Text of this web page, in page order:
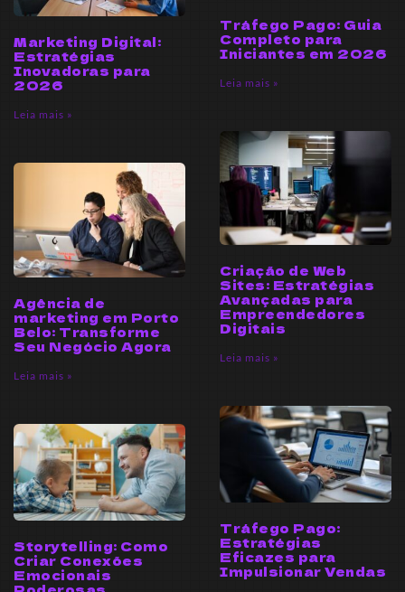
Marketing Digital:
Estratégias
Inovadoras para
2026
Leia mais »
Tráfego Pago: Guia
Completo para
Iniciantes em 2026
Leia mais »
Agência de
marketing em Porto
Belo: Transforme
Seu Negócio Agora
Leia mais »
Criação de Web
Sites: Estratégias
Avançadas para
Empreendedores
Digitais
Leia mais »
Storytelling: Como
Criar Conexões
Emocionais
Tráfego Pago:
Estratégias
Eficazes para
Impulsionar Vendas